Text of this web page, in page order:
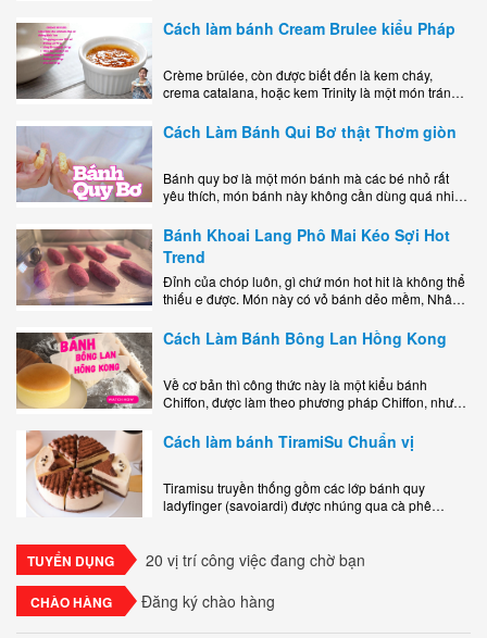
kem..
Cách làm bánh Cream Brulee kiểu Pháp
Crème brûlée, còn được biết đến là kem cháy,
crema catalana, hoặc kem Trinity là một món tráng
lớp..
Cách Làm Bánh Qui Bơ thật Thơm giòn
Bánh quy bơ là một món bánh mà các bé nhỏ rất
yêu thích, món bánh này không cần dùng quá nhiều
Bánh Khoai Lang Phô Mai Kéo Sợi Hot
Trend
Đỉnh của chóp luôn, gì chứ món hot hit là không thể
thiếu e được. Món này có vỏ bánh dẻo mềm, Nhân
Cách Làm Bánh Bông Lan Hồng Kong
Về cơ bản thì công thức này là một kiểu bánh
Chiffon, được làm theo phương pháp Chiffon, nhưng
ngon, làm..
Cách làm bánh TiramiSu Chuẩn vị
Tiramisu truyền thống gồm các lớp bánh quy
ladyfinger (savoiardi) được nhúng qua cà phê
TUYỂN DỤNG 20 vị trí công việc đang chờ bạn
CHÀO HÀNG Đăng ký chào hàng